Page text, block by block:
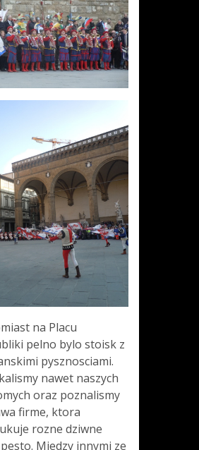
na Placu
pelno bylo stoisk z
pysznosciami.
nawet naszych
oraz poznalismy
firme, ktora
rozne dziwne
Miedzy innymi ze